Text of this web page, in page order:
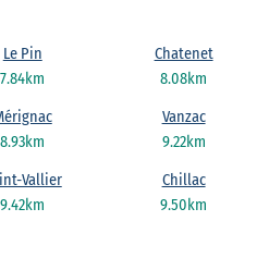
7.84km
Le Pin
8.08km
Chatenet
8.93km
9.22km
Vanzac
9.42km
Vallier
9.50km
Chillac